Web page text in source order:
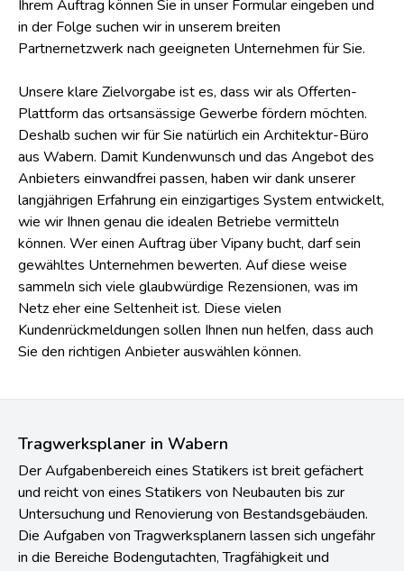
in der Folge suchen wir in unserem breiten
Partnernetzwerk nach geeigneten Unternehmen für Sie.
Plattform das ortsansässige Gewerbe fördern möchten.
Deshalb suchen wir für Sie natürlich ein Architektur-Büro
aus Wabern. Damit Kundenwunsch und das Angebot des
Anbieters einwandfrei passen, haben wir dank unserer
langjährigen Erfahrung ein einzigartiges System entwickelt,
wie wir Ihnen genau die idealen Betriebe vermitteln
können. Wer einen Auftrag über Vipany bucht, darf sein
gewähltes Unternehmen bewerten. Auf diese weise
sammeln sich viele glaubwürdige Rezensionen, was im
Netz eher eine Seltenheit ist. Diese vielen
Kundenrückmeldungen sollen Ihnen nun helfen, dass auch
Sie den richtigen Anbieter auswählen können.
Der Aufgabenbereich eines Statikers ist breit gefächert
und reicht von eines Statikers von Neubauten bis zur
Untersuchung und Renovierung von Bestandsgebäuden.
Die Aufgaben von Tragwerksplanern lassen sich ungefähr
in die Bereiche Bodengutachten, Tragfähigkeit und
Gebäudezustand unterteilen.